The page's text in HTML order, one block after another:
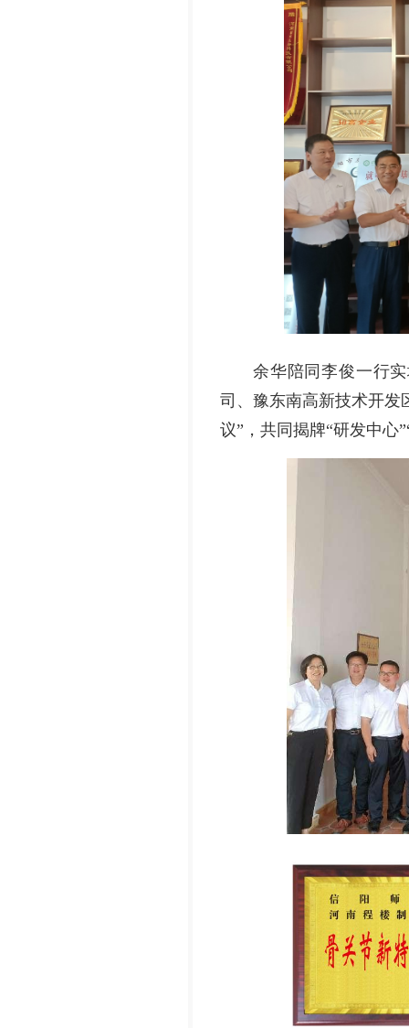
余华陪同李俊一行
司、豫东南高新技术开发
议”，共同揭牌“研发中心